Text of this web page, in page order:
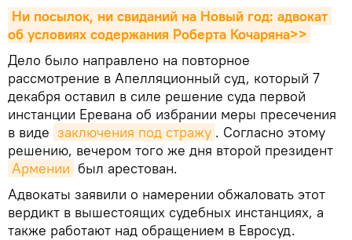
Ни посылок, ни свиданий на Новый год: адвокат
об условиях содержания Роберта Кочаряна>>
Дело было направлено на повторное
рассмотрение в Апелляционный суд, который 7
декабря оставил в силе решение суда первой
инстанции Еревана об избрании меры пресечения
в виде заключения под стражу . Согласно этому
решению, вечером того же дня второй президент
Армении был арестован.
Адвокаты заявили о намерении обжаловать этот
вердикт в вышестоящих судебных инстанциях, а
также работают над обращением в Евросуд.